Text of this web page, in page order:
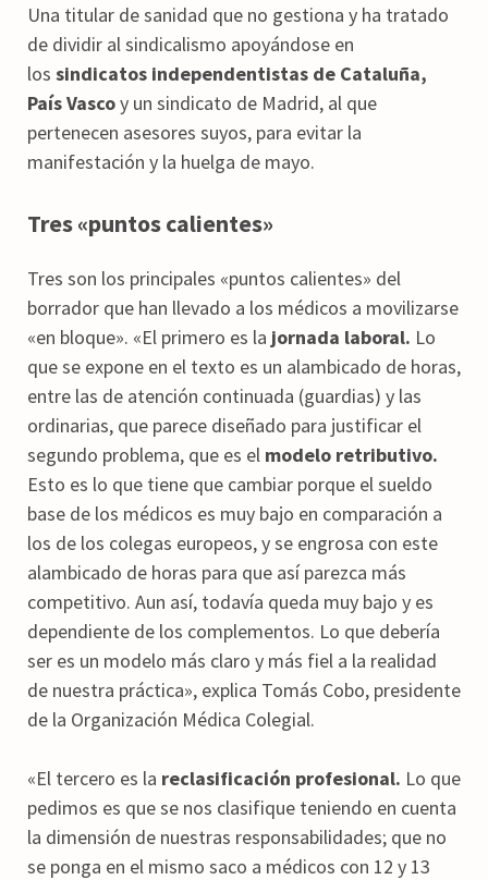
Una titular de sanidad que no gestiona y ha tratado
de dividir al sindicalismo apoyándose en
los sindicatos independentistas de Cataluña,
País Vascoy un sindicato de Madrid, al que
pertenecen asesores suyos, para evitar la
manifestación y la huelga de mayo.
Tres «puntos calientes»
Tres son los principales «puntos calientes» del
borrador que han llevado a los médicos a movilizarse
«en bloque». «El primero es la jornada laboral. Lo
que se expone en el texto es un alambicado de horas,
entre las de atención continuada (guardias) y las
ordinarias, que parece diseñado para justificar el
segundo problema, que es el modelo retributivo.
Esto es lo que tiene que cambiar porque el sueldo
base de los médicos es muy bajo en comparación a
los de los colegas europeos, y se engrosa con este
alambicado de horas para que así parezca más
competitivo. Aun así, todavía queda muy bajo y es
dependiente de los complementos. Lo que debería
ser es un modelo más claro y más fiel a la realidad
de nuestra práctica», explica Tomás Cobo, presidente
de la Organización Médica Colegial.
«El tercero es la reclasificación profesional. Lo que
pedimos es que se nos clasifique teniendo en cuenta
la dimensión de nuestras responsabilidades; que no
se ponga en el mismo saco a médicos con 12 y 13